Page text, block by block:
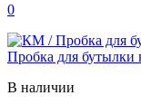
0
Пробка для бутылки
В наличии